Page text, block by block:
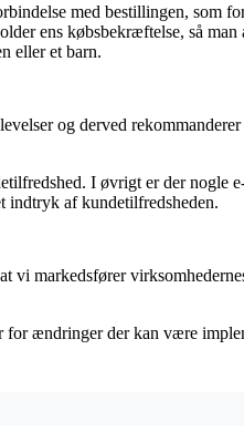
med bestillingen, som
ens købsbekræftelse, så
eller et barn.
og derved
I øvrigt er der nogle
indtryk af kundetilfredsheden.
vi markedsfører
ændringer der kan være